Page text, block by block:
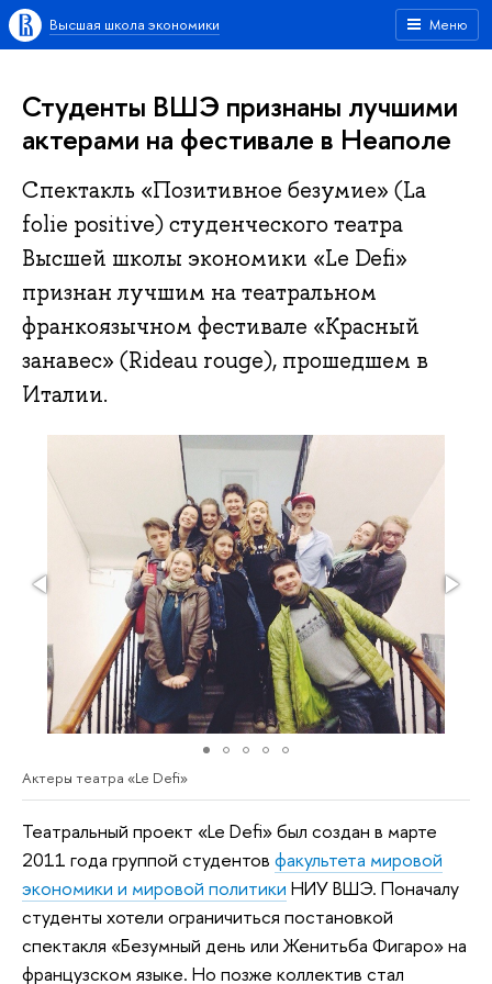
Меню
Высшая школа экономики
Студенты ВШЭ признаны лучшими
актерами на фестивале в Неаполе
Спектакль «Позитивное безумие» (La
folie positive) студенческого театра
Высшей школы экономики «Le Defi»
признан лучшим на театральном
франкоязычном фестивале «Красный
занавес» (Rideau rouge), прошедшем в
Италии.
Актеры театра «Le Defi»
Театральный проект «Le Defi» был создан в марте
2011 года группой студентов факультета мировой
экономики и мировой политики НИУ ВШЭ. Поначалу
студенты хотели ограничиться постановкой
спектакля «Безумный день или Женитьба Фигаро» на
французском языке. Но позже коллектив стал